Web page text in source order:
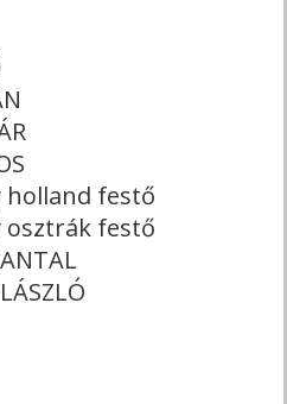
holland festő
osztrák festő